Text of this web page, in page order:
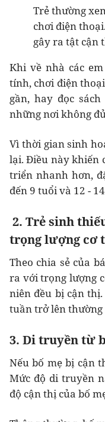
Trẻ thường
chơi điện
gây ra tật cận
Khi về nhà các
tính, chơi điện
gần, hay đọc
những nơi không
Vì thời gian sinh
lại. Điều này khiến
triển nhanh hơn,
đến 9 tuổi và 12 -
2. Trẻ sinh
trọng lượng cơ
Theo chia sẻ của
ra với trọng lượng
niên đều bị cận
tuần trở lên thường
3. Di truyền từ
Nếu bố mẹ bị cận
Mức độ di truyền
độ cận thị của bố